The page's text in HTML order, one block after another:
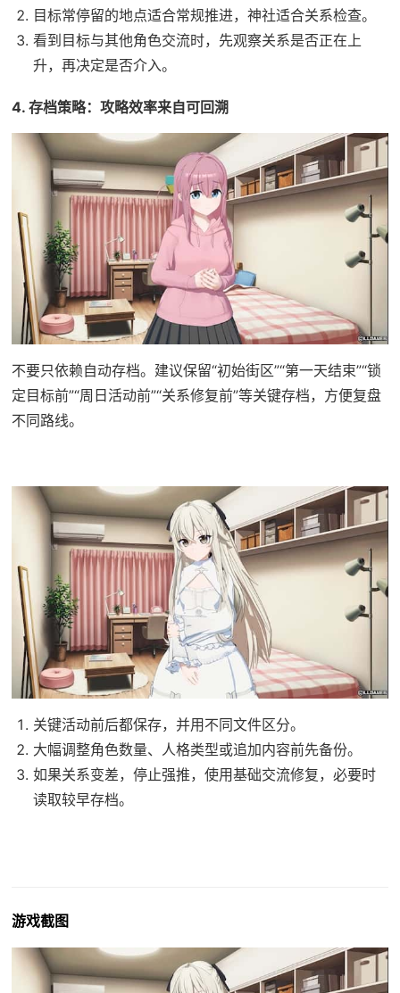
目标常停留的地点适合常规推进，神社适合关系检查。
看到目标与其他角色交流时，先观察关系是否正在上
升，再决定是否介入。
4. 存档策略：攻略效率来自可回溯
不要只依赖自动存档。建议保留“初始街区”“第一天结束”“锁
定目标前”“周日活动前”“关系修复前”等关键存档，方便复盘
不同路线。
关键活动前后都保存，并用不同文件区分。
大幅调整角色数量、人格类型或追加内容前先备份。
如果关系变差，停止强推，使用基础交流修复，必要时
读取较早存档。
游戏截图